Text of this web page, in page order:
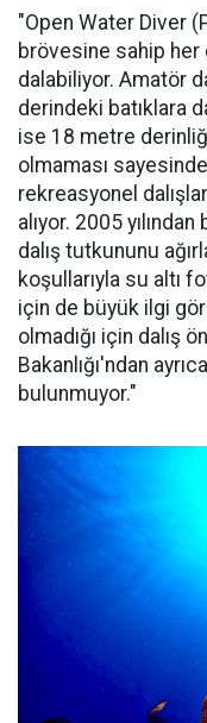
"Open Water Diver
brövesine sahip her
dalabiliyor. Amatör
derindeki batıklara
ise 18 metre
olmaması
rekreasyonel
alıyor. 2005
dalış tutkununu
koşullarıyla su altı
için de büyük ilgi
olmadığı için dalış
Bakanlığı'ndan
bulunmuyor."